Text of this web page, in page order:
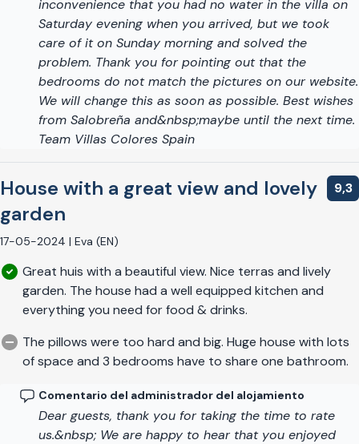
inconvenience that you had no water in the villa on
Saturday evening when you arrived, but we took
care of it on Sunday morning and solved the
problem. Thank you for pointing out that the
bedrooms do not match the pictures on our website.
We will change this as soon as possible. Best wishes
from Salobreña and&nbsp;maybe until the next time.
Team Villas Colores Spain
House with a great view and lovely
garden
17-05-2024 | Eva (EN)
9,3
Great huis with a beautiful view. Nice terras and lively
garden. The house had a well equipped kitchen and
everything you need for food & drinks.
The pillows were too hard and big. Huge house with lots
of space and 3 bedrooms have to share one bathroom.
Comentario del administrador del alojamiento
Dear guests, thank you for taking the time to rate
us.&nbsp; We are happy to hear that you enjoyed